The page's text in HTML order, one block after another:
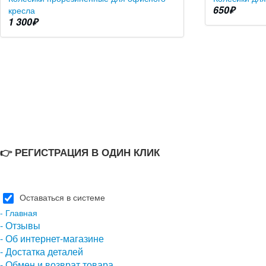
кресла
1 300₽
650₽
👉 РЕГИСТРАЦИЯ В ОДИН КЛИК
Оставаться в системе
- Главная
- Отзывы
- Об интернет-магазине
- Достатка деталей